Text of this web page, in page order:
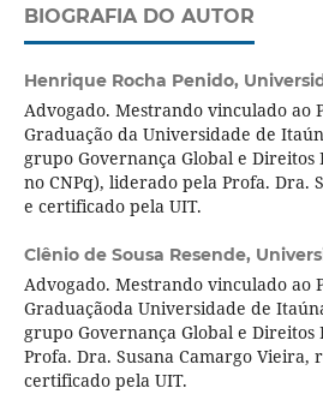
BIOGRAFIA DO AUTOR
Henrique Rocha Penido,
Advogado. Mestrando vinculado ao
Graduação da Universidade de
grupo Governança Global e
no CNPq), liderado pela Profa. Dra.
e certificado pela UIT.
Clênio de Sousa Resende,
Advogado. Mestrando vinculado ao
Graduaçãoda Universidade de
grupo Governança Global e
Profa. Dra. Susana Camargo Vieira,
certificado pela UIT.